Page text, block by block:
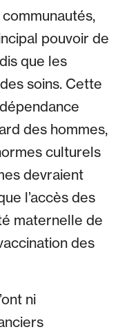
pouvoir de
que les
soins. Cette
des hommes,
culturels
devraient
l’accès des
maternelle de
des
ni